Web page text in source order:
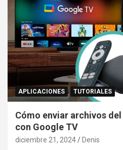
APLICACIONES TUTORIALES
Cómo enviar archivos
con Google TV
diciembre 21, 2024 Denis